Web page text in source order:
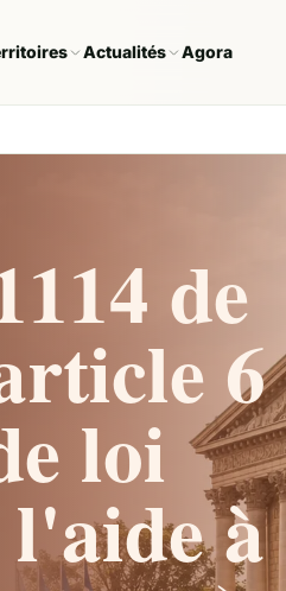
Actualités Agora
de
6
loi
à